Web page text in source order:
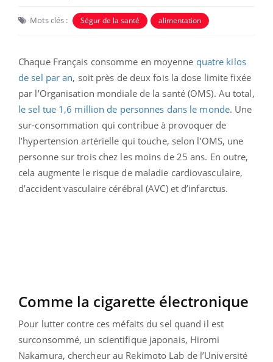
Mots clés : Ségur de la santé alimentation
Chaque Français consomme en moyenne quatre kilos
de sel par an, soit près de deux fois la dose limite fixée
par l’Organisation mondiale de la santé (OMS). Au total,
le sel tue 1,6 million de personnes dans le monde. Une
sur-consommation qui contribue à provoquer de
l’hypertension artérielle qui touche, selon l’OMS, une
personne sur trois chez les moins de 25 ans. En outre,
cela augmente le risque de maladie cardiovasculaire,
d’accident vasculaire cérébral (AVC) et d’infarctus.
Comme la cigarette électronique
Pour lutter contre ces méfaits du sel quand il est
surconsommé, un scientifique japonais, Hiromi
Nakamura, chercheur au Rekimoto Lab de l’Université